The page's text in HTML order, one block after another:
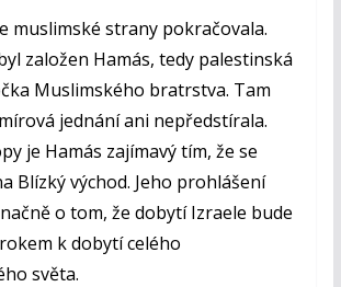
muslimské strany pokračovala.
založen Hamás, tedy palestinská
Muslimského bratrstva. Tam
jednání ani nepředstírala.
je Hamás zajímavý tím, že se
Blízký východ. Jeho prohlášení
o tom, že dobytí Izraele bude
k dobytí celého
světa.